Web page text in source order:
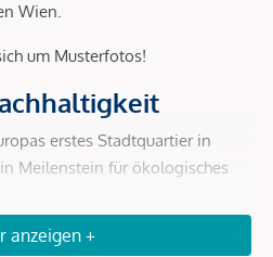
Wien.
um Musterfotos!
erstes Stadtquartier in
Meilenstein für ökologisches
bis zu 80 % weniger CO²-
anzeigen +